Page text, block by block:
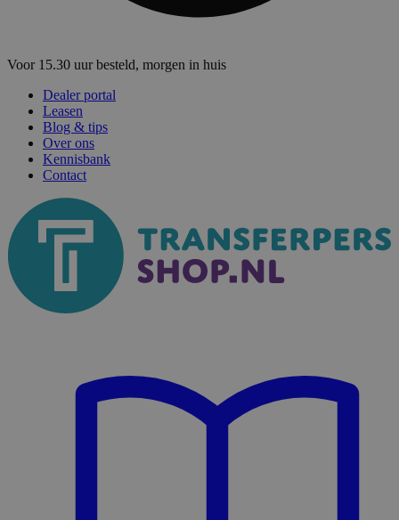
Voor 15.30 uur besteld, morgen in huis
Dealer portal
Leasen
Blog & tips
Over ons
Kennisbank
Contact